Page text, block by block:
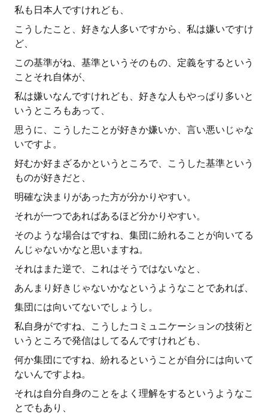
私も日本人ですけれども、
こうしたこと、好きな人多いですから、私は嫌いですけ
ど、
この基準がね、基準というそのもの、定義をするという
ことそれ自体が、
私は嫌いなんですけれども、好きな人もやっぱり多いと
いうところもあって、
思うに、こうしたことが好きか嫌いか、言い悪いじゃな
いですよ。
好むか好まざるかというところで、こうした基準という
ものが好きだと、
明確な決まりがあった方が分かりやすい。
それが一つであればあるほど分かりやすい。
そのような場合はですね、集団に紛れることが向いてる
んじゃないかなと思いますね。
それはまた逆で、これはそうではないなと、
あんまり好きじゃないかなというようなことであれば、
集団には向いてないでしょうし。
私自身がですね、こうしたコミュニケーションの技術と
いうところで発信はしてるんですけれども、
何か集団にですね、紛れるということが自分には向いて
ないんですよね。
それは自分自身のことをよく理解をするというようなこ
とでもあり、